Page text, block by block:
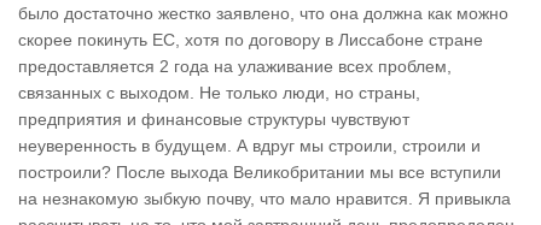
было достаточно жестко заявлено, что она должна как можно
скорее покинуть ЕС, хотя по договору в Лиссабоне стране
предоставляется 2 года на улаживание всех проблем,
связанных с выходом. Не только люди, но страны,
предприятия и финансовые структуры чувствуют
неуверенность в будущем. А вдруг мы строили, строили и
построили? После выхода Великобритании мы все вступили
на незнакомую зыбкую почву, что мало нравится. Я привыкла